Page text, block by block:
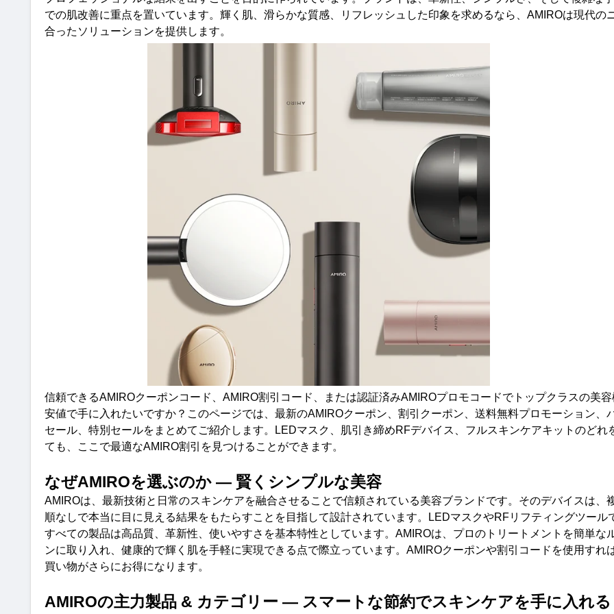
での肌改善に重点を置いています。輝く肌、滑らかな質感、リフレッシュした印象を求めるなら、 AMIROは現代の
合ったソリューションを提供します。
信頼できるAMIROクーポンコード、 AMIRO割引コード、または認証済みAMIROプロモコードでトップクラスの美
安値で手に入れたいですか？このページでは、最新のAMIROクーポン、割引クーポン、送料無料プロモーション、
セール、特別セールをまとめてご紹介します。
LEDマスク、肌引き締めRFデバイス、フルスキンケアキットのどれ
ても、ここで最適なAMIRO割引を見つけることができます。
なぜAMIROを選ぶのか — 賢くシンプルな美容
AMIROは、最新技術と日常のスキンケアを融合させることで信頼されている美容ブランドです。そのデバイスは、
順なしで本当に目に見える結果をもたらすことを目指して設計されています。
LEDマスクやRFリフティングツール
すべての製品は高品質、革新性、使いやすさを基本特性としています。 AMIROは、プロのトリートメントを簡単な
ンに取り入れ、健康的で輝く肌を手軽に実現できる点で際立っています。 AMIROクーポンや割引コードを使用すれ
買い物がさらにお得になります。
AMIROの主力製品 & カテゴリー — スマートな節約でスキンケアを手に入れる